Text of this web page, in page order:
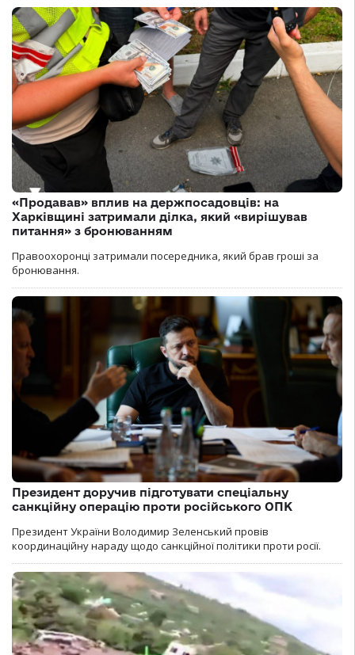
«Продавав» вплив на держпосадовців: на
Харківщині затримали ділка, який «вирішував
питання» з бронюванням
Правоохоронці затримали посередника, який брав гроші за
бронювання.
Президент доручив підготувати спеціальну
санкційну операцію проти російського ОПК
Президент України Володимир Зеленський провів
координаційну нараду щодо санкційної політики проти росії.